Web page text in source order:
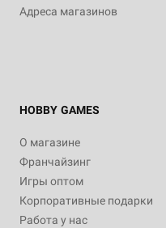
Адреса магазинов
HOBBY GAMES
О магазине
Франчайзинг
Игры оптом
Корпоративные подарки
Работа у нас